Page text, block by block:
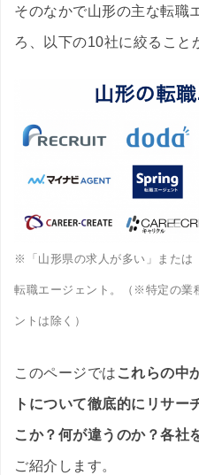
そのなかで山形の主な転職
ろ、以下の10社に絞ること
※「山形県の求人が多い」または
転職エージェント。（※特定の業
ントは除く）
このページでは これらの中
トについて徹底的にリサー
こか？何が違うのか？各社
ご紹介します。